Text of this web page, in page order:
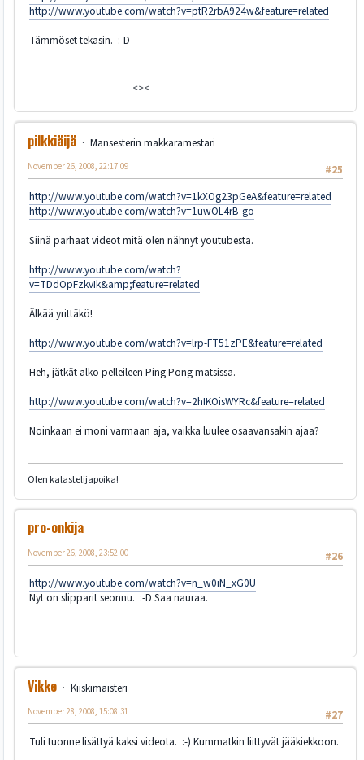
http://www.youtube.com/watch?v=ptR2rbA924w&feature=related
Tämmöset tekasin. :-D
pilkkiäijä
Mansesterin makkaramestari
#25
November 26, 2008, 22:17:09
http://www.youtube.com/watch?v=1kXOg23pGeA&feature=related
http://www.youtube.com/watch?v=1uwOL4rB-go
Siinä parhaat videot mitä olen nähnyt youtubesta.
http://www.youtube.com/watch?
v=TDdOpFzkvIk&amp;feature=related
Älkää yrittäkö!
http://www.youtube.com/watch?v=lrp-FT51zPE&feature=related
Heh, jätkät alko pelleileen Ping Pong matsissa.
http://www.youtube.com/watch?v=2hIKOisWYRc&feature=related
Noinkaan ei moni varmaan aja, vaikka luulee osaavansakin ajaa?
Olen kalastelijapoika!
pro-onkija
#26
November 26, 2008, 23:52:00
http://www.youtube.com/watch?v=n_w0iN_xG0U
Nyt on slipparit seonnu. :-D Saa nauraa.
Vikke
Kiiskimaisteri
#27
November 28, 2008, 15:08:31
Tuli tuonne lisättyä kaksi videota. :-) Kummatkin liittyvät jääkiekkoon.